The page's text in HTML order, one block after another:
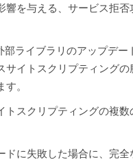
響を与える、サービス拒否
部ライブラリのアップデー
サイトスクリプティングの
。
トスクリプティングの複数
ドに失敗した場合に、完全